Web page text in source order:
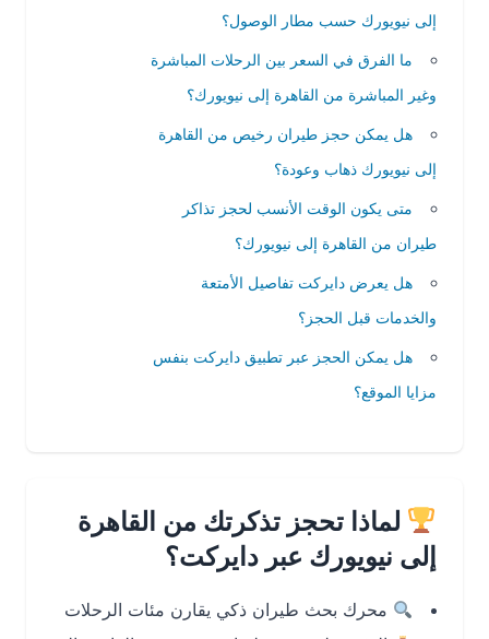
إلى نيويورك حسب مطار الوصول؟
ما الفرق في السعر بين الرحلات المباشرة
وغير المباشرة من القاهرة إلى نيويورك؟
هل يمكن حجز طيران رخيص من القاهرة
إلى نيويورك ذهاب وعودة؟
متى يكون الوقت الأنسب لحجز تذاكر
طيران من القاهرة إلى نيويورك؟
هل يعرض دايركت تفاصيل الأمتعة
والخدمات قبل الحجز؟
هل يمكن الحجز عبر تطبيق دايركت بنفس
مزايا الموقع؟
لماذا تحجز تذكرتك من القاهرة
إلى نيويورك عبر دايركت؟
محرك بحث طيران ذكي يقارن مئات الرحلات